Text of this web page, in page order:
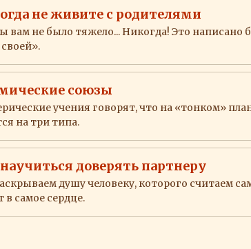
не живите с родителями
вам не было тяжело... Никогда! Это написано
союзы
учения говорят, что на «тонком»
на три типа.
доверять партнеру
душу человеку, которого считаем
в самое сердце.